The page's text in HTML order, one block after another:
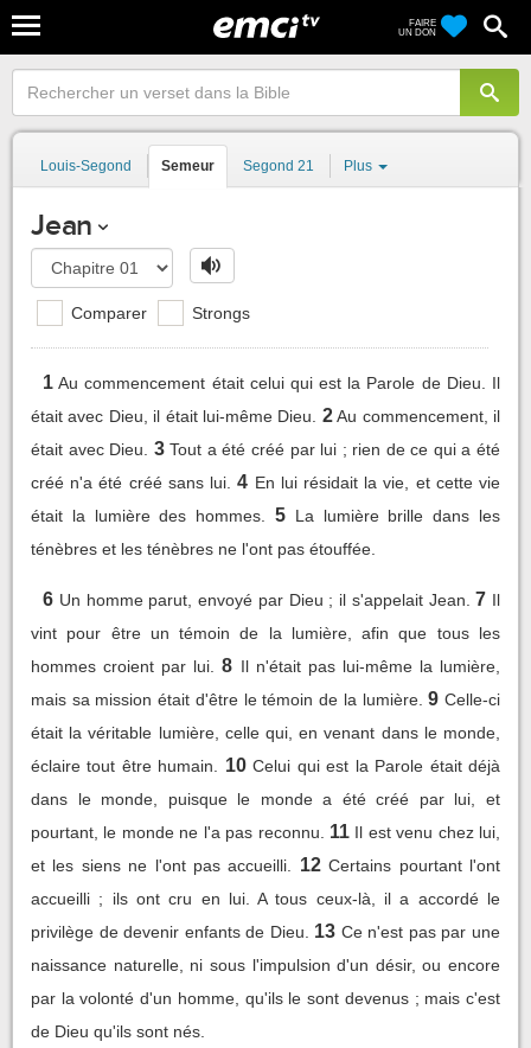
FAIRE
UN DON
Louis-Segond Semeur Segond 21 Plus
Jean
Comparer Strongs
1 Au commencement était celui qui est la Parole de Dieu. Il
était avec Dieu, il était lui-même Dieu.
2 Au commencement, il
était avec Dieu.
3 Tout a été créé par lui ; rien de ce qui a été
créé n'a été créé sans lui. 4 En lui résidait la vie, et cette vie
était la lumière des hommes.
5 La lumière brille dans les
ténèbres et les ténèbres ne l'ont pas étouffée.
6 Un homme parut, envoyé par Dieu ; il s'appelait Jean. 7 Il
vint pour être un témoin de la lumière, afin que tous les
hommes croient par lui.
8 Il n'était pas lui-même la lumière,
mais sa mission était d'être le témoin de la lumière. 9 Celle-ci
était la véritable lumière, celle qui, en venant dans le monde,
éclaire tout être humain.
10 Celui qui est la Parole était déjà
dans le monde, puisque le monde a été créé par lui, et
pourtant, le monde ne l'a pas reconnu.
11 Il est venu chez lui,
et les siens ne l'ont pas accueilli.
12 Certains pourtant l'ont
accueilli ; ils ont cru en lui. A tous ceux-là, il a accordé le
privilège de devenir enfants de Dieu.
13 Ce n'est pas par une
naissance naturelle, ni sous l'impulsion d'un désir, ou encore
par la volonté d'un homme, qu'ils le sont devenus ; mais c'est
de Dieu qu'ils sont nés.